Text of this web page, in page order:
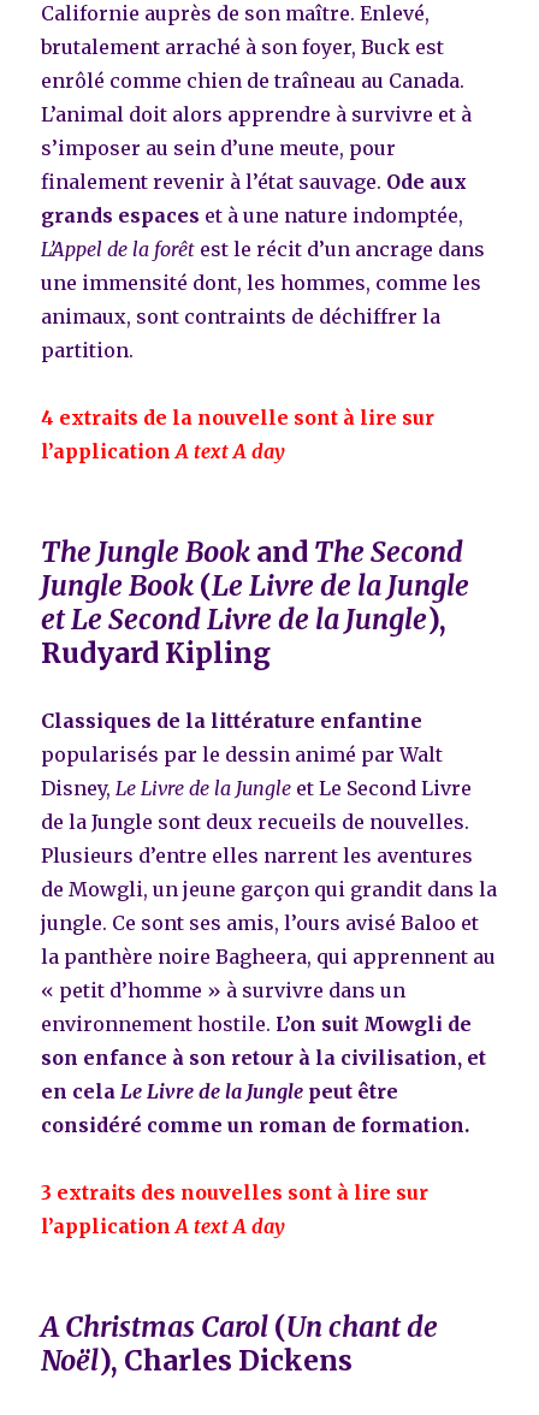
Californie auprès de son maître. Enlevé,
brutalement arraché à son foyer, Buck est
enrôlé comme chien de traîneau au Canada.
L’animal doit alors apprendre à survivre et à
s’imposer au sein d’une meute, pour
finalement revenir à l’état sauvage. Ode aux
grands espaces et à une nature indomptée,
L’Appel de la forêt est le récit d’un ancrage dans
une immensité dont, les hommes, comme les
animaux, sont contraints de déchiffrer la
partition.
4 extraits de la nouvelle sont à lire sur
l’applicationA text A day
The Jungle Book and The Second
Jungle Book (Le Livre de la Jungle
et Le Second Livre de la Jungle),
Rudyard Kipling
Classiques de la littérature enfantine
popularisés par le dessin animé par Walt
Disney,Le Livre de la Jungle et Le Second Livre
de la Jungle sont deux recueils de nouvelles.
Plusieurs d’entre elles narrent les aventures
de Mowgli, un jeune garçon qui grandit dans la
jungle. Ce sont ses amis, l’ours avisé Baloo et
la panthère noire Bagheera, qui apprennent au
« petit d’homme » à survivre dans un
environnement hostile. L’on suit Mowgli de
son enfance à son retour à la civilisation, et
en celaLe Livre de la Jungle peut être
considéré comme un roman de formation.
3 extraits des nouvelles sont à lire sur
l’applicationA text A day
A Christmas Carol (Un chant de
Noël), Charles Dickens